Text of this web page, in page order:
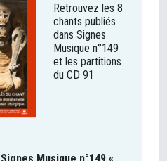
Retrouvez les 8
chants publiés
dans Signes
Musique n°149
et les partitions
du CD 91